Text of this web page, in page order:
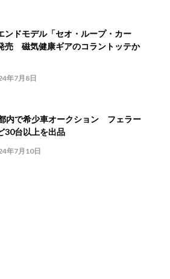
ンドモデル「セオ・ループ・カー
売 磁気健康ギアのコラントッテか
年7月8日
内で希少車オークション フェラー
30台以上を出品
年7月10日